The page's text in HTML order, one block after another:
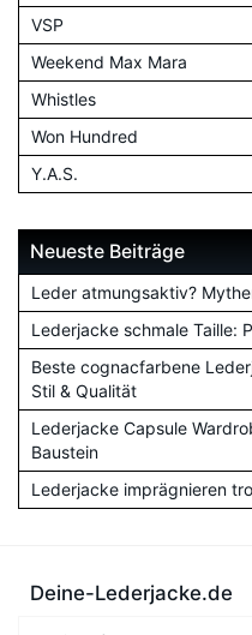
VSP
Weekend Max Mara
Whistles
Won Hundred
Y.A.S.
Neueste Beiträge
Leder atmungsaktiv?
Lederjacke schmale Taille:
Beste cognacfarbene
Stil & Qualität
Lederjacke Capsule
Baustein
Lederjacke imprägnieren
Deine-Lederjacke.de